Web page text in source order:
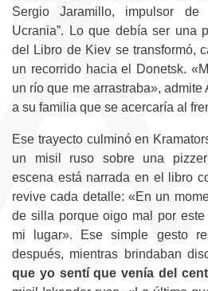
Sergio Jaramillo, impulsor de
Ucrania”. Lo que debía ser una
del Libro de Kiev se transformó,
un recorrido hacia el Donetsk.
un río que me arrastraba»,
a su familia que se acercaría al
Ese trayecto culminó en
un misil ruso sobre una
escena está narrada en el libro
revive cada detalle: «En un
de silla porque oigo mal por
mi lugar». Ese simple gesto
después, mientras brindaban
que yo sentí que venía del